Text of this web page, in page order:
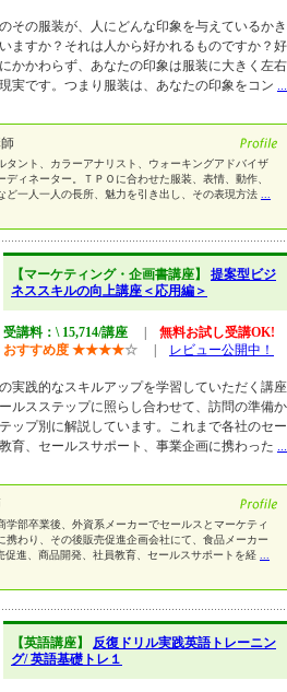
その服装が、人にどんな印象を与えているかき
ますか？それは人から好かれるものですか？好
かかわらず、あなたの印象は服装に大きく左右
実です。つまり服装は、あなたの印象をコン ...
タント、カラーアナリスト、ウォーキングアドバイザ
ディネーター。ＴＰＯに合わせた服装、表情、動作、
ど一人一人の長所、魅力を引き出し、その表現方法
【マーケティング・企画書講座】 提案型ビジ
ネススキルの向上講座＜応用編＞
受講料：\ 15,714/講座
無料お試し受講OK!
おすすめ度 ★★★★☆ レビュー公開中！
実践的なスキルアップを学習していただく講座
ルスステップに照らし合わせて、訪問の準備か
ップ別に解説しています。これまで各社のセー
育、セールスサポート、事業企画に携わった ...
学部卒業後、外資系メーカーでセールスとマーケティ
携わり、その後販売促進企画会社にて、食品メーカー
促進、商品開発、社員教育、セールスサポートを経
【英語講座】 反復ドリル実践英語トレーニン
グ/ 英語基礎トレ１